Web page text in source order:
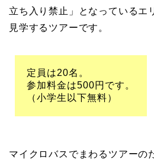
立ち入り禁止」となっているエ
見学するツアーです。
定員は20名。
参加料金は500円です。
（小学生以下無料）
マイクロバスでまわるツアーの